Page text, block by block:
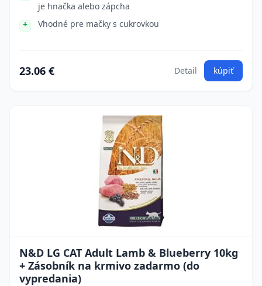
je hnačka alebo zápcha
Vhodné pre mačky s cukrovkou
23.06 € Detail kúpiť
N&D LG CAT Adult Lamb & Blueberry 10kg
+ Zásobník na krmivo zadarmo (do
vypredania)